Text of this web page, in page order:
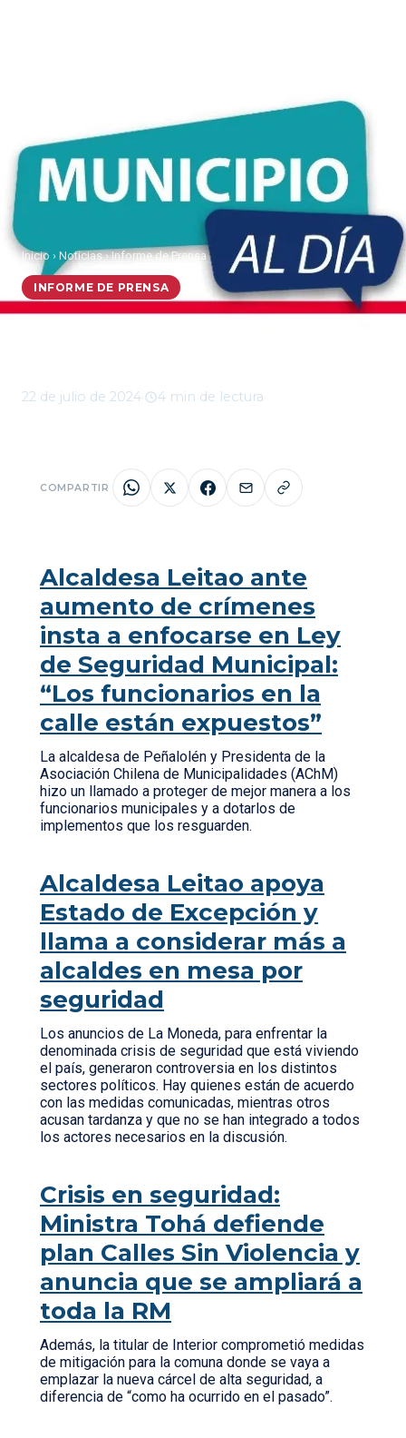
Inicio › Noticias›Informe de Prensa
INFORME DE PRENSA
22 de julio de 2024 4 min de lectura
COMPARTIR
Alcaldesa Leitao ante
aumento de crímenes
insta a enfocarse en Ley
de Seguridad Municipal:
“Los funcionarios en la
calle están expuestos”
La alcaldesa de Peñalolén y Presidenta de la
Asociación Chilena de Municipalidades (AChM)
hizo un llamado a proteger de mejor manera a los
funcionarios municipales y a dotarlos de
implementos que los resguarden.
Alcaldesa Leitao apoya
Estado de Excepción y
llama a considerar más a
alcaldes en mesa por
seguridad
Los anuncios de La Moneda, para enfrentar la
denominada crisis de seguridad que está viviendo
el país, generaron controversia en los distintos
sectores políticos. Hay quienes están de acuerdo
con las medidas comunicadas, mientras otros
acusan tardanza y que no se han integrado a todos
los actores necesarios en la discusión.
Crisis en seguridad:
Ministra Tohá defiende
plan Calles Sin Violencia y
anuncia que se ampliará a
toda la RM
Además, la titular de Interior comprometió medidas
de mitigación para la comuna donde se vaya a
emplazar la nueva cárcel de alta seguridad, a
diferencia de “como ha ocurrido en el pasado”.